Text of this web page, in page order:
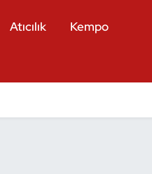
Atıcılık
Kempo